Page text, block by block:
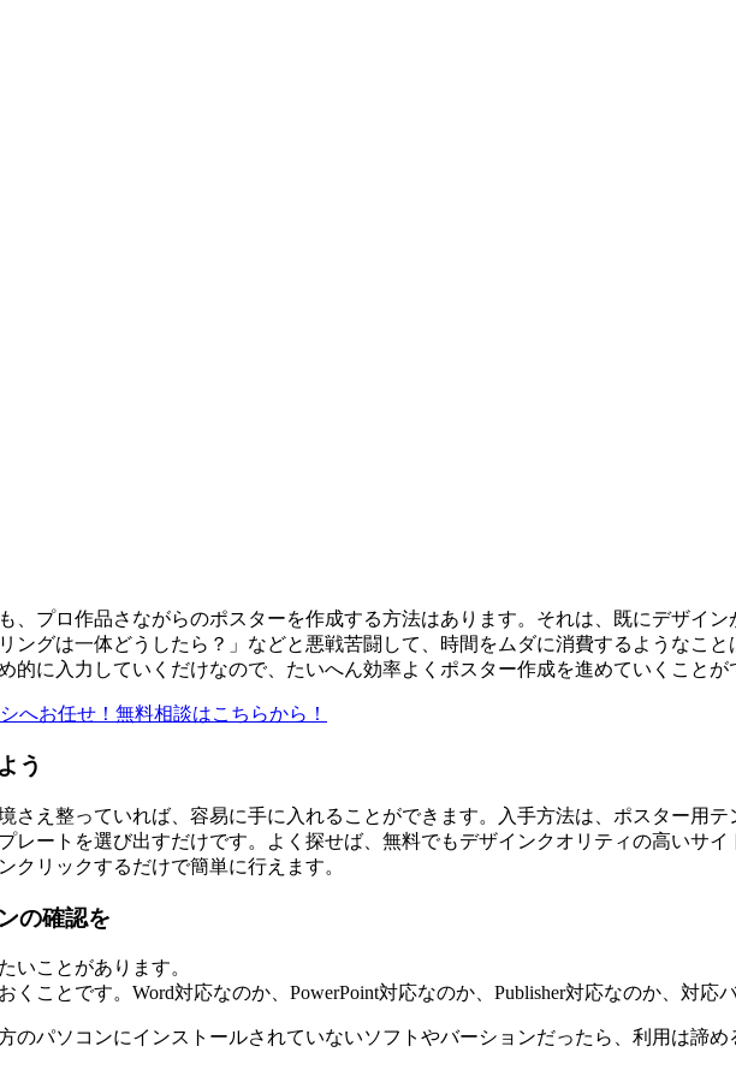
プロ作品さながらのポスターを作成する方法はあります。それは、 既にデザイン
ングは一体どうしたら？」などと悪戦苦闘して、時間をムダに消費するようなこ
的に入力していくだけなので、たいへん効率よくポスター作成を進めていくことが
へお任せ！無料相談はこちらから！
う
さえ整っていれば、容易に手に入れることができます。入手方法は、ポスター用
レートを選び出すだけです。よく探せば、無料でもデザインクオリティの高いサ
クリックするだけで簡単に行えます。
の確認を
いことがあります。
くこと です。Word対応なのか、PowerPoint対応なのか、Publisher対応なのか、対応
パソコンにインストールされていないソフトやバーションだったら、利用は諦め